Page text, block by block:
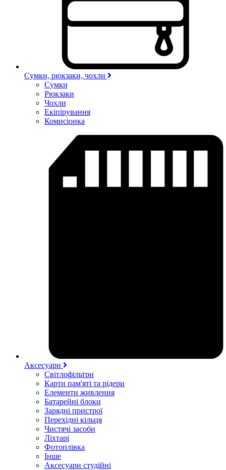
Сумки, рюкзаки, чохли
Сумки
Рюкзаки
Чохли
Екіпірування
Комисіонка
Аксесуари
Світлофільтри
Карти пам'яті та рідери
Елементи живлення
Батарейні блоки
Зарядні пристрої
Перехідні кільця
Чистячі засоби
Ліхтарі
Фотоплівка
Інше
Аксесуари студійні